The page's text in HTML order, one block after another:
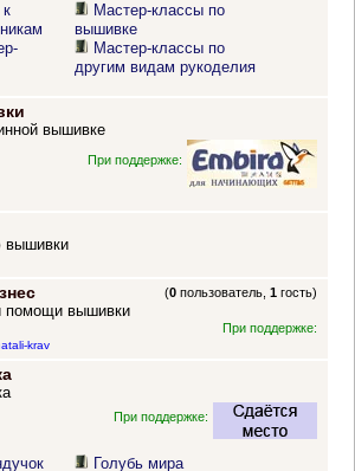
Мастер-классы по
вышивке
Мастер-классы по
другим видам рукоделия
вышивке
При поддержке:
вышивки
(0 пользователь,1 гость)
помощи вышивки
При поддержке:
krav
При поддержке:
Голубь мира